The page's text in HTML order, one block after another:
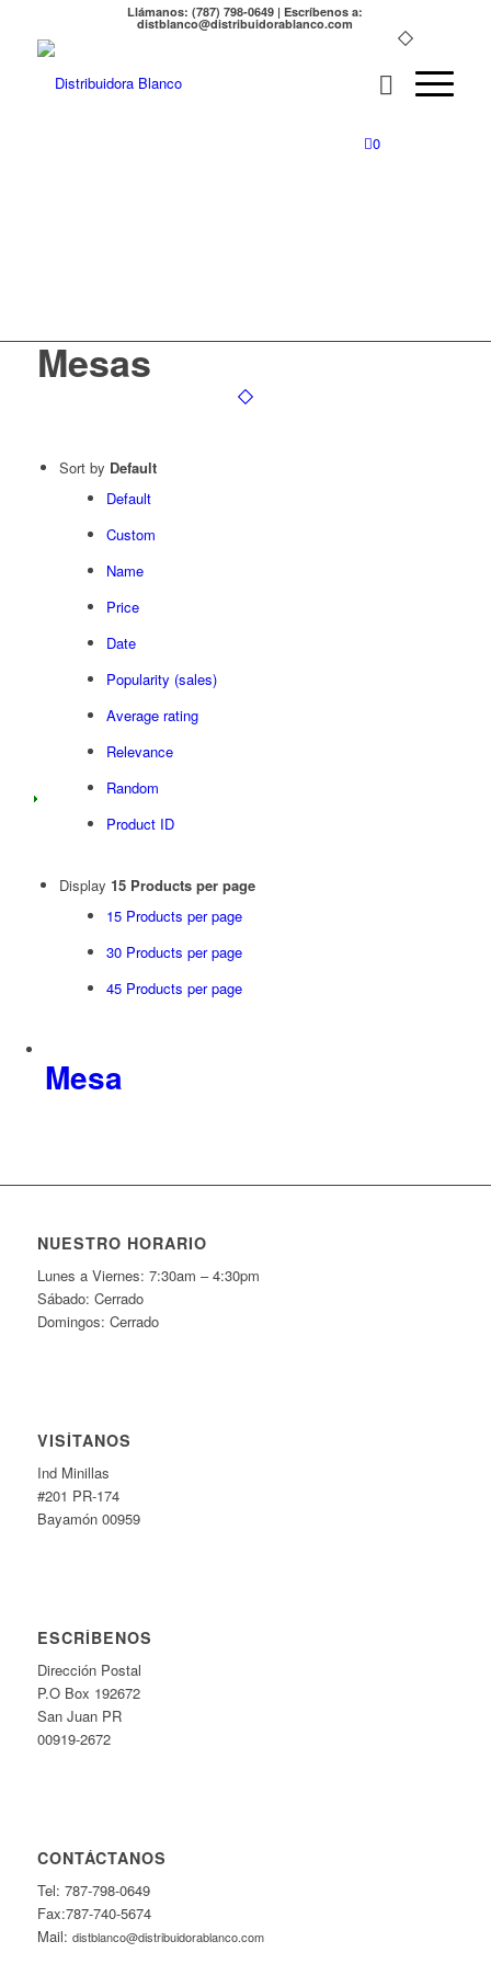
Llámanos: (787) 798-0649 | Escríbenos a:
distblanco@distribuidorablanco.com
0
Mesas
Sort by Default
Default
Custom
Name
Price
Date
Popularity (sales)
Average rating
Relevance
Random
Product ID
Display 15 Products per page
15 Products per page
30 Products per page
45 Products per page
Mesa
NUESTRO HORARIO
Lunes a Viernes: 7:30am – 4:30pm
Sábado: Cerrado
Domingos: Cerrado
VISÍTANOS
Ind Minillas
#201 PR-174
Bayamón 00959
ESCRÍBENOS
Dirección Postal
P.O Box 192672
San Juan PR
00919-2672
CONTÁCTANOS
Tel: 787-798-0649
Fax:787-740-5674
Mail: distblanco@distribuidorablanco.com